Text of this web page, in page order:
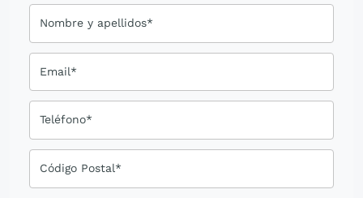
Nombre y apellidos*
Email*
Teléfono*
Código Postal*